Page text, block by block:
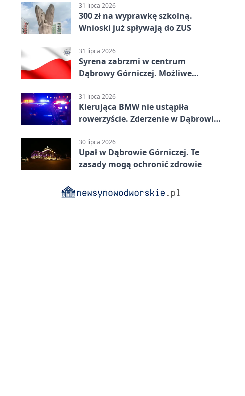
31 lipca 2026
300 zł na wyprawkę szkolną.
Wnioski już spływają do ZUS
31 lipca 2026
Syrena zabrzmi w centrum
Dąbrowy Górniczej. Możliwe
31 lipca 2026
Kierująca BMW nie ustąpiła
rowerzyście. Zderzenie w Dąbrowie
30 lipca 2026
Upał w Dąbrowie Górniczej. Te
zasady mogą ochronić zdrowie